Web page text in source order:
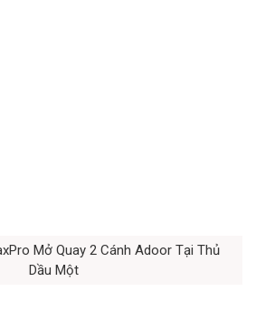
Mở Quay 2 Cánh Adoor Tại Thủ
Dầu Một